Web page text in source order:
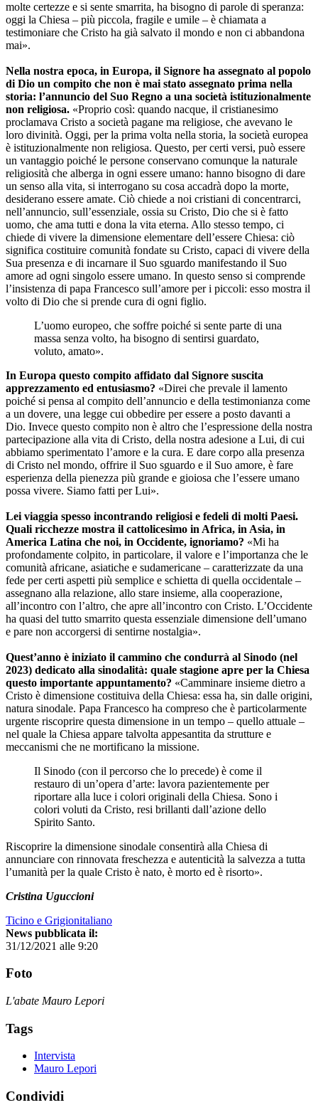
molte certezze e si sente smarrita, ha bisogno di parole di speranza:
oggi la Chiesa – più piccola, fragile e umile – è chiamata a
testimoniare che Cristo ha già salvato il mondo e non ci abbandona
mai».
Nella nostra epoca, in Europa, il Signore ha assegnato al popolo
di Dio un compito che non è mai stato assegnato prima nella
storia: l’annuncio del Suo Regno a una società istituzionalmente
non religiosa. «Proprio così: quando nacque, il cristianesimo
proclamava Cristo a società pagane ma religiose, che avevano le
loro divinità. Oggi, per la prima volta nella storia, la società europea
è istituzionalmente non religiosa. Questo, per certi versi, può essere
un vantaggio poiché le persone conservano comunque la naturale
religiosità che alberga in ogni essere umano: hanno bisogno di dare
un senso alla vita, si interrogano su cosa accadrà dopo la morte,
desiderano essere amate. Ciò chiede a noi cristiani di concentrarci,
nell’annuncio, sull’essenziale, ossia su Cristo, Dio che si è fatto
uomo, che ama tutti e dona la vita eterna. Allo stesso tempo, ci
chiede di vivere la dimensione elementare dell’essere Chiesa: ciò
significa costituire comunità fondate su Cristo, capaci di vivere della
Sua presenza e di incarnare il Suo sguardo manifestando il Suo
amore ad ogni singolo essere umano. In questo senso si comprende
l’insistenza di papa Francesco sull’amore per i piccoli: esso mostra il
volto di Dio che si prende cura di ogni figlio.
L’uomo europeo, che soffre poiché si sente parte di una
massa senza volto, ha bisogno di sentirsi guardato,
voluto, amato».
In Europa questo compito affidato dal Signore suscita
apprezzamento ed entusiasmo? «Direi che prevale il lamento
poiché si pensa al compito dell’annuncio e della testimonianza come
a un dovere, una legge cui obbedire per essere a posto davanti a
Dio. Invece questo compito non è altro che l’espressione della nostra
partecipazione alla vita di Cristo, della nostra adesione a Lui, di cui
abbiamo sperimentato l’amore e la cura. E dare corpo alla presenza
di Cristo nel mondo, offrire il Suo sguardo e il Suo amore, è fare
esperienza della pienezza più grande e gioiosa che l’essere umano
possa vivere. Siamo fatti per Lui».
Lei viaggia spesso incontrando religiosi e fedeli di molti Paesi.
Quali ricchezze mostra il cattolicesimo in Africa, in Asia, in
America Latina che noi, in Occidente, ignoriamo? «Mi ha
profondamente colpito, in particolare, il valore e l’importanza che le
comunità africane, asiatiche e sudamericane – caratterizzate da una
fede per certi aspetti più semplice e schietta di quella occidentale –
assegnano alla relazione, allo stare insieme, alla cooperazione,
all’incontro con l’altro, che apre all’incontro con Cristo. L’Occidente
ha quasi del tutto smarrito questa essenziale dimensione dell’umano
e pare non accorgersi di sentirne nostalgia».
Quest’anno è iniziato il cammino che condurrà al Sinodo (nel
2023) dedicato alla sinodalità: quale stagione apre per la Chiesa
questo importante appuntamento? «Camminare insieme dietro a
Cristo è dimensione costituiva della Chiesa: essa ha, sin dalle origini,
natura sinodale. Papa Francesco ha compreso che è particolarmente
urgente riscoprire questa dimensione in un tempo – quello attuale –
nel quale la Chiesa appare talvolta appesantita da strutture e
meccanismi che ne mortificano la missione.
Il Sinodo (con il percorso che lo precede) è come il
restauro di un’opera d’arte: lavora pazientemente per
riportare alla luce i colori originali della Chiesa. Sono i
colori voluti da Cristo, resi brillanti dall’azione dello
Spirito Santo.
Riscoprire la dimensione sinodale consentirà alla Chiesa di
annunciare con rinnovata freschezza e autenticità la salvezza a tutta
l’umanità per la quale Cristo è nato, è morto ed è risorto».
Cristina Uguccioni
Ticino e Grigionitaliano
News pubblicata il:
31/12/2021 alle 9:20
Foto
L'abate Mauro Lepori
Tags
Intervista
Mauro Lepori
Condividi